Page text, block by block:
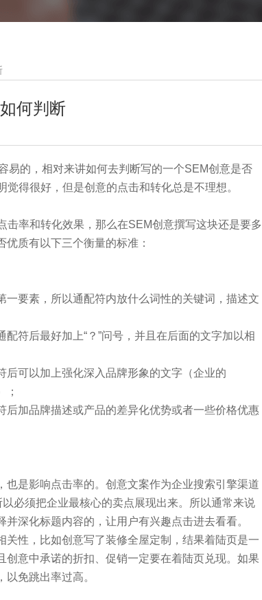
何判断
易的，相对来讲如何去判断写的一个SEM创意是否
得很好，但是创意的点击和转化总是不理想。
击率和转化效果，那么在SEM创意撰写这块还是要多
质有以下三个衡量的标准：
要素，所以通配符内放什么词性的关键词，描述文
符后最好加上“？”问号，并且在后面的文字加以相
可以加上强化深入品牌形象的文字（企业的
；
后加品牌描述或产品的差异化优势或者一些价格优惠
是影响点击率的。创意文案作为企业搜索引擎渠道
必须把企业最核心的卖点展现出来。所以通常来说
深化标题内容的，让用户有兴趣点击进去看看。
关性，比如创意写了装修全屋定制，结果着陆页是一
创意中承诺的折扣、促销一定要在着陆页兑现。如果
免跳出率过高。